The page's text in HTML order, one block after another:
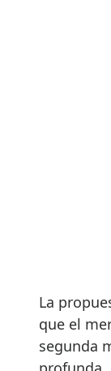
La
que el
segunda